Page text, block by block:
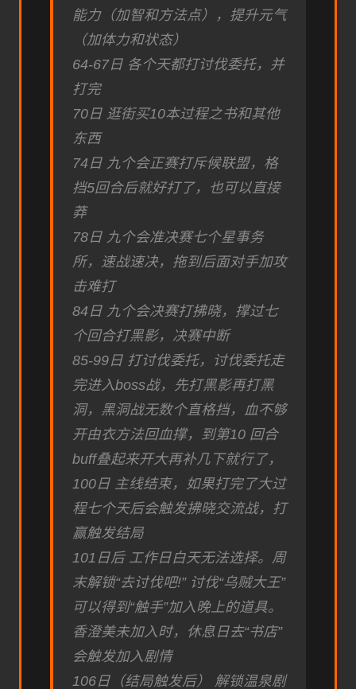
能力（加智和方法点），提升元气
（加体力和状态）
64-67日 各个天都打讨伐委托，并
打完
70日 逛街买10本过程之书和其他
东西
74日 九个会正赛打斥候联盟，格
挡5回合后就好打了，也可以直接
莽
78日 九个会准决赛七个星事务
所，速战速决，拖到后面对手加攻
击难打
84日 九个会决赛打拂晓，撑过七
个回合打黑影，决赛中断
85-99日 打讨伐委托，讨伐委托走
完进入boss战，先打黑影再打黑
洞，黑洞战无数个直格挡，血不够
开由衣方法回血撑，到第10 回合
buff叠起来开大再补几下就行了，
100日 主线结束，如果打完了大过
程七个天后会触发拂晓交流战，打
赢触发结局
101日后 工作日白天无法选择。周
末解锁“去讨伐吧!” 讨伐“乌贼大王”
可以得到“触手”加入晚上的道具。
香澄美未加入时，休息日去“书店”
会触发加入剧情
106日（结局触发后） 解锁温泉剧